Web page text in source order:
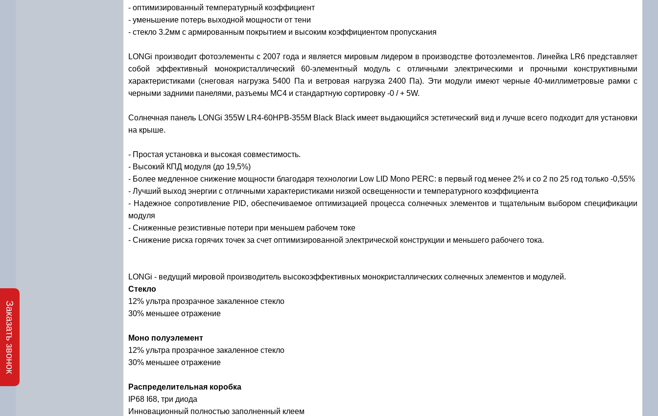
- оптимизированный температурный коэффициент
- уменьшение потерь выходной мощности от тени
- стекло 3.2мм с армированным покрытием и высоким коэффициентом пропускания
LONGi производит фотоэлементы с 2007 года и является мировым лидером в производстве фотоэлементов. Линейка LR6 представляет
собой эффективный монокристаллический 60-элементный модуль с отличными электрическими и прочными конструктивными
характеристиками (снеговая нагрузка 5400 Па и ветровая нагрузка 2400 Па). Эти модули имеют черные 40-миллиметровые рамки с
черными задними панелями, разъемы MC4 и стандартную сортировку -0 / + 5W.
Солнечная панель LONGi 355W LR4-60HPB-355M Black Black имеет выдающийся эстетический вид и лучше всего подходит для установки
на крыше.
- Простая установка и высокая совместимость.
- Высокий КПД модуля (до 19,5%)
- Более медленное снижение мощности благодаря технологии Low LID Mono PERC: в первый год менее 2% и со 2 по 25 год только -0,55%
- Лучший выход энергии с отличными характеристиками низкой освещенности и температурного коэффициента
- Надежное сопротивление PID, обеспечиваемое оптимизацией процесса солнечных элементов и тщательным выбором спецификации
модуля
- Сниженные резистивные потери при меньшем рабочем токе
- Снижение риска горячих точек за счет оптимизированной электрической конструкции и меньшего рабочего тока.
LONGi - ведущий мировой производитель высокоэффективных монокристаллических солнечных элементов и модулей.
Стекло
12% ультра прозрачное закаленное стекло
30% меньшее отражение
Моно полуэлемент
12% ультра прозрачное закаленное стекло
30% меньшее отражение
Распределительная коробка
IP68 I68, три диода
Инновационный полностью заполненный клеем
Заказать
Заказать звонок